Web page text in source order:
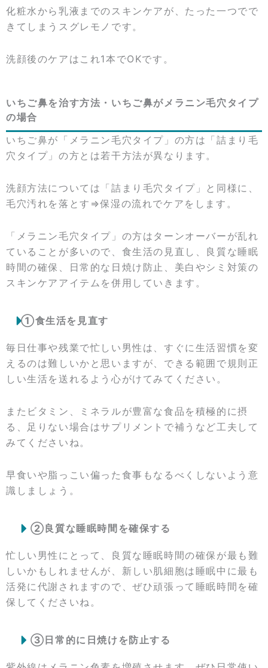
化粧水から乳液までのスキンケアが、たった一つでで
きてしまうスグレモノです。
洗顔後のケアはこれ1本でOKです。
いちご鼻を治す方法・いちご鼻がメラニン毛穴タイプ
の場合
いちご鼻が「メラニン毛穴タイプ」の方は「詰まり毛
穴タイプ」の方とは若干方法が異なります。
洗顔方法については「詰まり毛穴タイプ」と同様に、
毛穴汚れを落とす⇒保湿の流れでケアをします。
「メラニン毛穴タイプ」の方はターンオーバーが乱れ
ていることが多いので、食生活の見直し、良質な睡眠
時間の確保、日常的な日焼け防止、美白やシミ対策の
スキンケアアイテムを併用していきます。
➀食生活を見直す
毎日仕事や残業で忙しい男性は、すぐに生活習慣を変
えるのは難しいかと思いますが、できる範囲で規則正
しい生活を送れるよう心がけてみてください。
またビタミン、ミネラルが豊富な食品を積極的に摂
る、足りない場合はサプリメントで補うなど工夫して
みてくださいね。
早食いや脂っこい偏った食事もなるべくしないよう意
識しましょう。
②良質な睡眠時間を確保する
忙しい男性にとって、良質な睡眠時間の確保が最も難
しいかもしれませんが、新しい肌細胞は睡眠中に最も
活発に代謝されますので、ぜひ頑張って睡眠時間を確
保してくださいね。
③日常的に日焼けを防止する